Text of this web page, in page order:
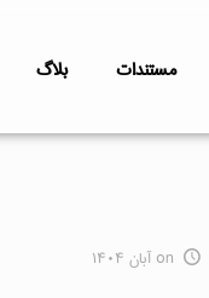
مستندات بلاگ
on